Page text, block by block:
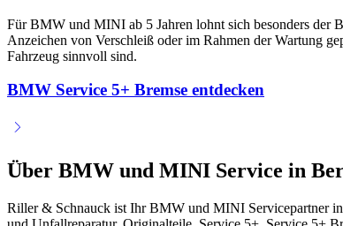
Für BMW und MINI ab 5 Jahren lohnt sich besonders der
Anzeichen von Verschleiß oder im Rahmen der Wartung
Fahrzeug sinnvoll sind.
BMW Service 5+ Bremse entdecken
Über BMW und MINI Service in
Riller & Schnauck ist Ihr BMW und MINI Servicepartner